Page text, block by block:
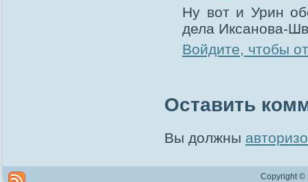
Ну вот и Урин
дела Иксанова-
Войдите, чтобы
Оставить
Вы должны
Copyright